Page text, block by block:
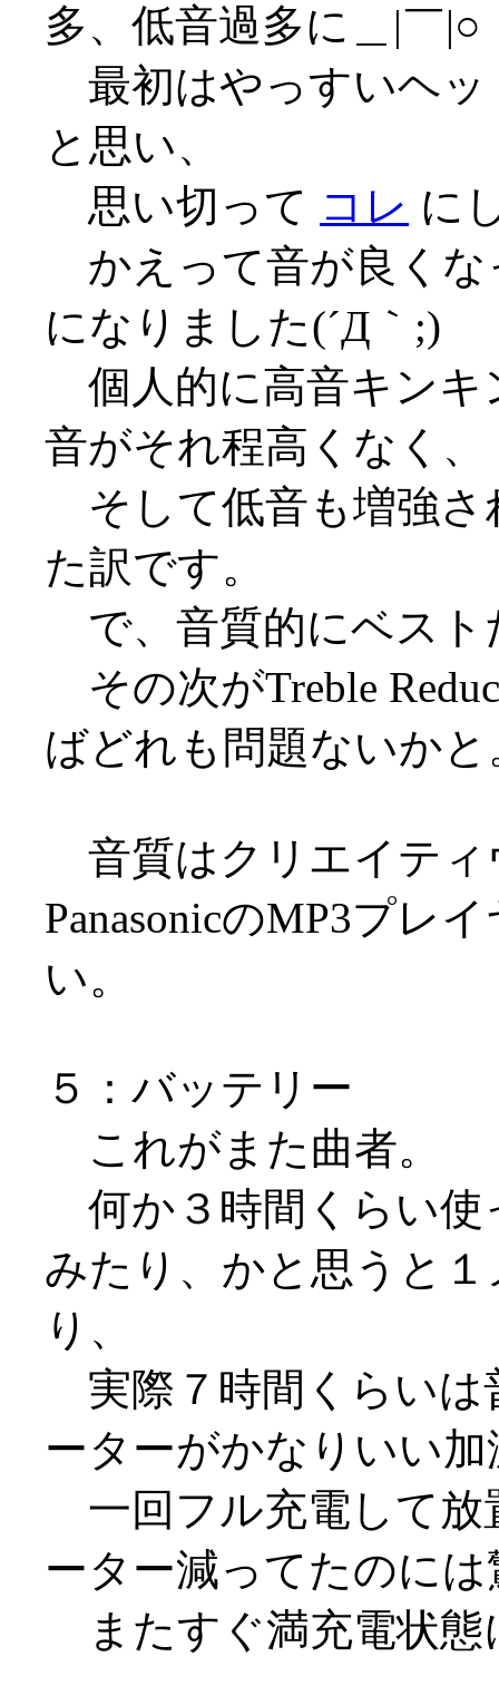
多、低音過多に＿|￣|○
最初はやっすいヘッ
と思い、
思い切って コレ に
かえって音が良くな
になりました(´Д｀;)
個人的に高音キンキ
音がそれ程高くなく、
そして低音も増強さ
た訳です。
で、音質的にベス
その次がTreble
ばどれも問題ないかと
音質はクリエイティ
PanasonicのMP3プレ
い。
５：バッテリー
これがまた曲者。
何か３時間くらい使
みたり、かと思うと
り、
実際７時間くらいは
ーターがかなりいい
一回フル充電して放
ーター減ってたのに
またすぐ満充電状態